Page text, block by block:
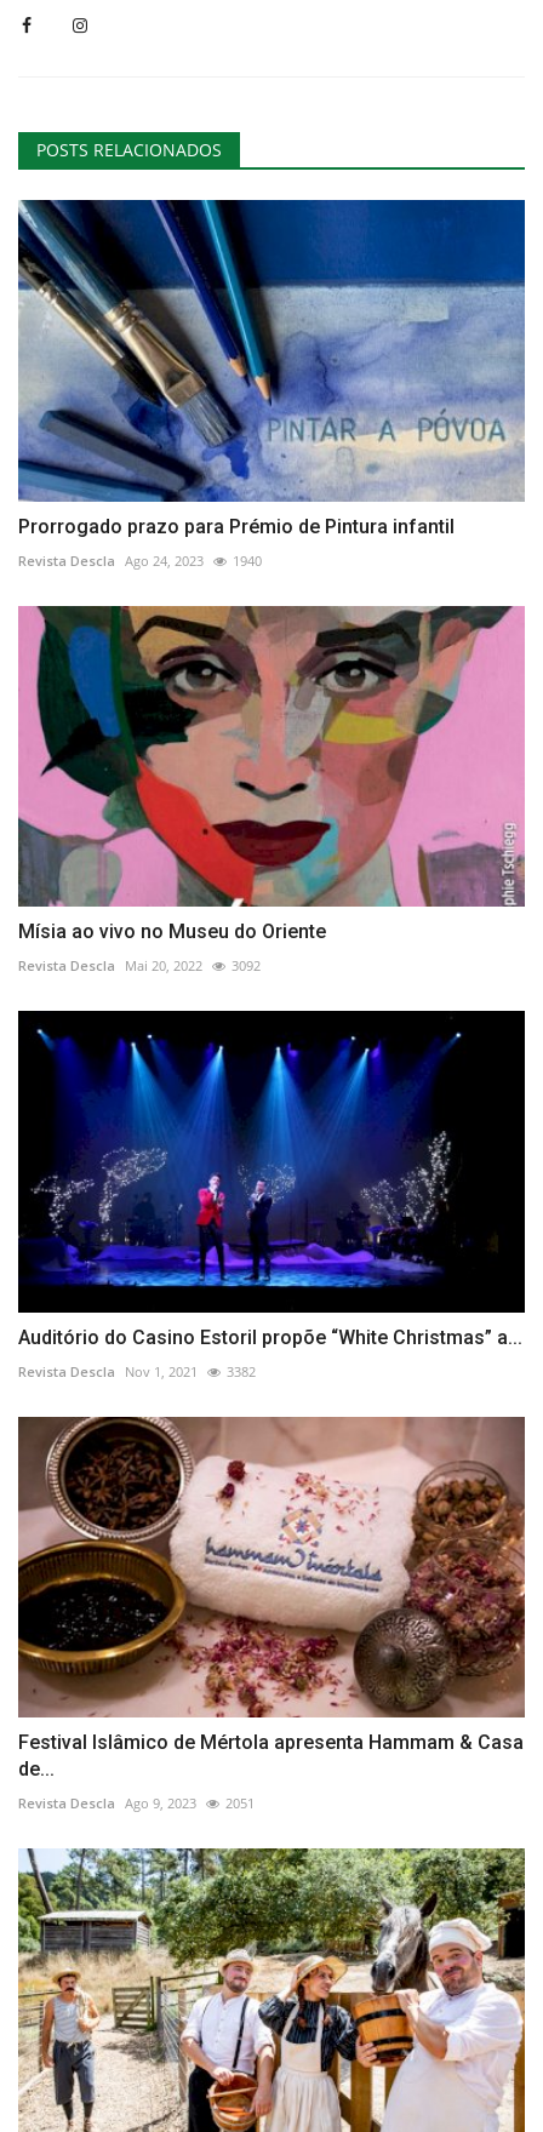
POSTS RELACIONADOS
Prorrogado prazo para Prémio de Pintura infantil
Revista Descla Ago 24, 2023 1940
Mísia ao vivo no Museu do Oriente
Revista Descla Mai 20, 2022 3092
Auditório do Casino Estoril propõe “White Christmas” a...
Revista Descla Nov 1, 2021 3382
Festival Islâmico de Mértola apresenta Hammam & Casa
de...
Revista Descla Ago 9, 2023 2051